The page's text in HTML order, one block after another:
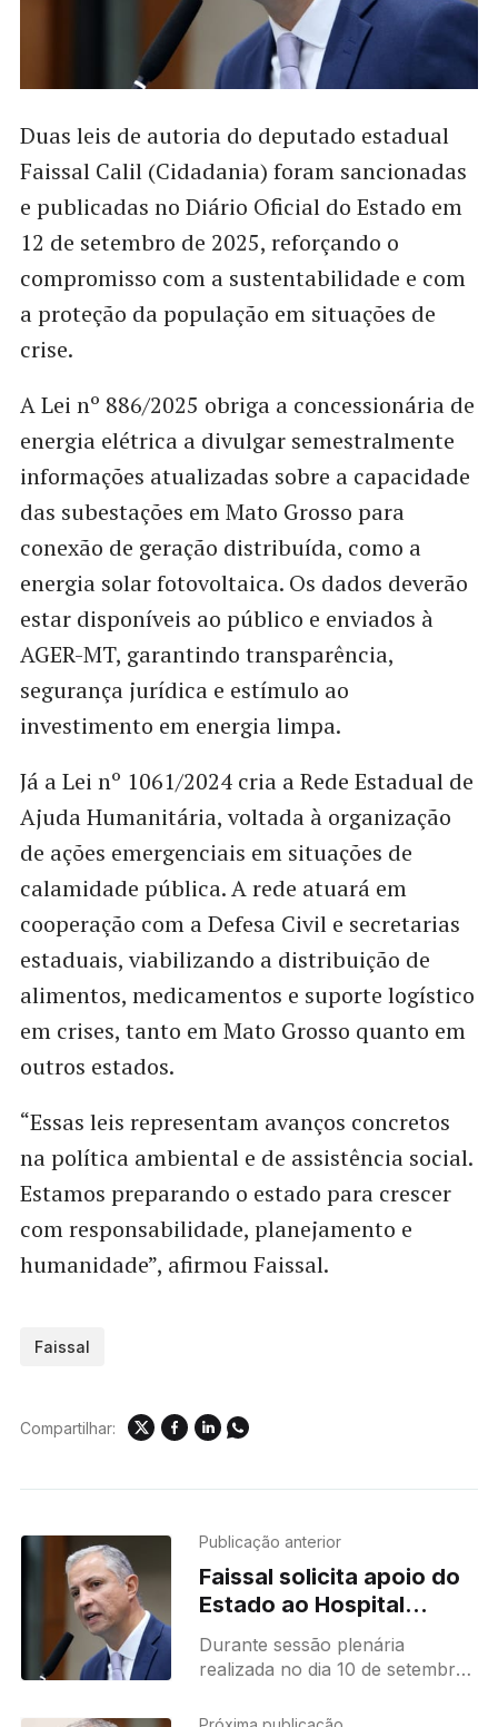
Duas leis de autoria do deputado estadual
Faissal Calil (Cidadania) foram sancionadas
e publicadas no Diário Oficial do Estado em
12 de setembro de 2025, reforçando o
compromisso com a sustentabilidade e com
a proteção da população em situações de
crise.
A Lei nº 886/2025 obriga a concessionária de
energia elétrica a divulgar semestralmente
informações atualizadas sobre a capacidade
das subestações em Mato Grosso para
conexão de geração distribuída, como a
energia solar fotovoltaica. Os dados deverão
estar disponíveis ao público e enviados à
AGER-MT, garantindo transparência,
segurança jurídica e estímulo ao
investimento em energia limpa.
Já a Lei nº 1061/2024 cria a Rede Estadual de
Ajuda Humanitária, voltada à organização
de ações emergenciais em situações de
calamidade pública. A rede atuará em
cooperação com a Defesa Civil e secretarias
estaduais, viabilizando a distribuição de
alimentos, medicamentos e suporte logístico
em crises, tanto em Mato Grosso quanto em
outros estados.
“Essas leis representam avanços concretos
na política ambiental e de assistência social.
Estamos preparando o estado para crescer
com responsabilidade, planejamento e
humanidade”, afirmou Faissal.
Faissal
Compartilhar:
Publicação anterior
Faissal solicita apoio do
Estado ao Hospital
Evangélico de Vila Bela
Durante sessão plenária
realizada no dia 10 de setembro
Mato Grosso (ALMT), o